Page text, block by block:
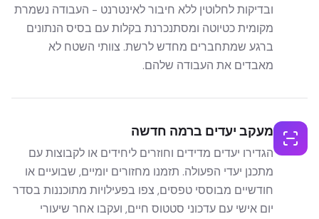
ובדיקות לחלוטין ללא חיבור לאינטרנט - העבודה נשמרת
מקומית כטיוטה ומסתנכרנת בקלות עם בסיס הנתונים
ברגע שמתחברים מחדש לרשת. צוותי השטח לא
מאבדים את העבודה שלהם.
מעקב יעדים ברמה חדשה
הגדירו יעדים מדידים וחוזרים ליחידים או לקבוצות עם
מתכנן יעדי הפעולה. תזמנו מחזורים יומיים, שבועיים או
חודשיים מבוססי טפסים, צפו בפעילויות מתוכננות בסדר
יום אישי עם עדכוני סטטוס חיים, ועקבו אחר שיעורי